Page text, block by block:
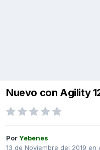
Nuevo con Agility
PorYebenes
13 de Noviembre del 2019 en